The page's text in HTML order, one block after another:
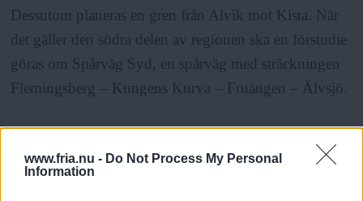
www.fria.nu - Do Not Process My Personal
Information
Dessutom planeras en gren från Alvik mot Kista. När
det gäller den södra delen av regionen ska en förstudie
göras om Spårväg Syd, en spårväg med sträckningen
Flemingsberg – Kungens Kurva – Fruängen – Älvsjö.
tunnelbaneförlängning från Odenplan till Karolinska –